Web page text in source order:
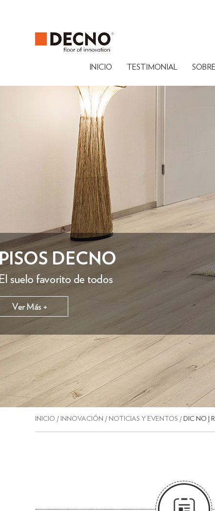
INICIO TESTIMONIAL
INICIO / INNOVACIÓN / NOTICIAS Y EVENTOS / DIC NO |